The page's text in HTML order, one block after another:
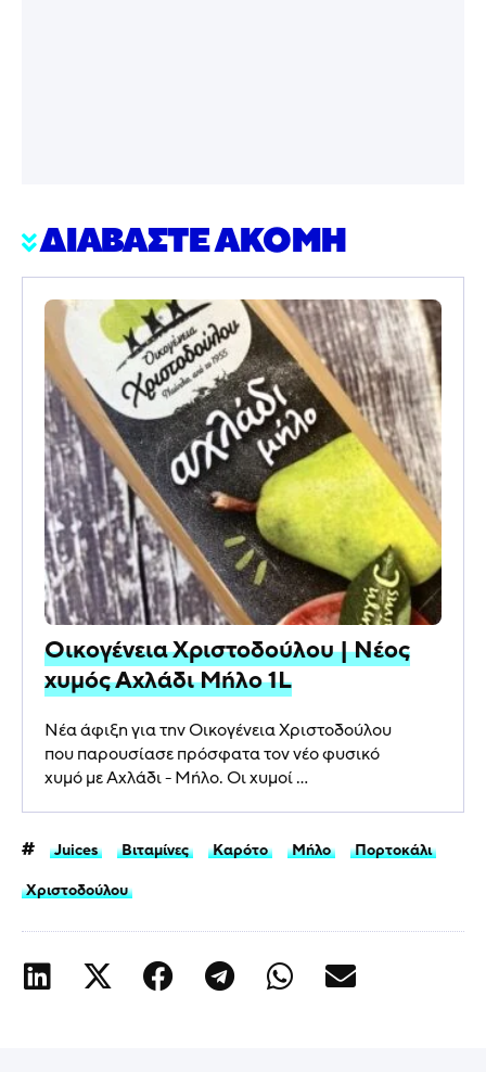
ΔΙΑΒΑΣΤΕ ΑΚΟΜΗ
Οικογένεια Χριστοδούλου | Νέος
χυμός Αχλάδι Μήλο 1L
Νέα άφιξη για την Οικογένεια Χριστοδούλου
που παρουσίασε πρόσφατα τον νέο φυσικό
χυμό με Αχλάδι - Μήλο. Οι χυμοί ...
Juices Βιταμίνες Καρότο Μήλο
Πορτοκάλι
Χριστοδούλου